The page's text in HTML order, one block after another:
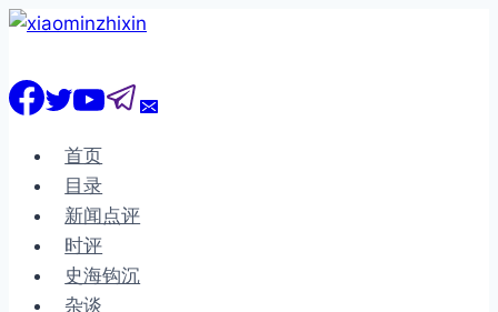
跳
内
容
首页
目录
新闻点评
时评
史海钩沉
杂谈